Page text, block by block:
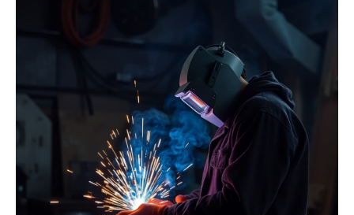
Winter Arbeitskleidung
Essentials